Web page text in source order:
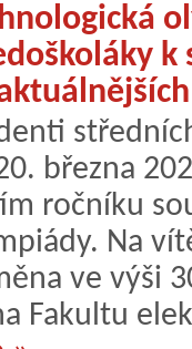
k
března
ročníku
Na
ve výši
Fakultu